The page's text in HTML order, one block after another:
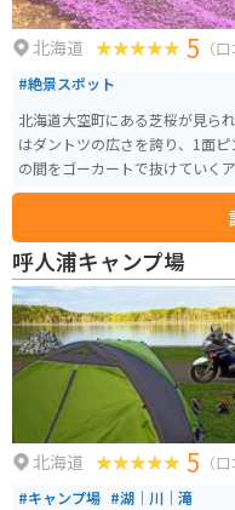
北海道 5 （
#絶景スポット
北海道大空町にある芝桜が見ら
はダントツの広さを誇り、1面
の間をゴーカートで抜けていく
で楽しめます。
呼人浦キャンプ場
北海道 5 （
#キャンプ場 #湖｜川｜滝